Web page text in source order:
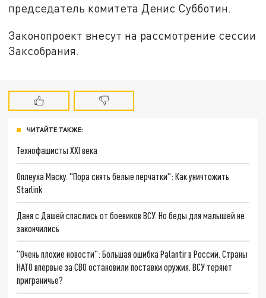
председатель комитета Денис Субботин.
Законопроект внесут на рассмотрение сессии
Заксобрания.
ЧИТАЙТЕ ТАКЖЕ:
Технофашисты XXI века
Оплеуха Маску. "Пора снять белые перчатки": Как уничтожить
Starlink
Даня с Дашей спаслись от боевиков ВСУ. Но беды для малышей не
закончились
"Очень плохие новости": Большая ошибка Palantir в России. Страны
НАТО впервые за СВО остановили поставки оружия. ВСУ теряют
приграничье?